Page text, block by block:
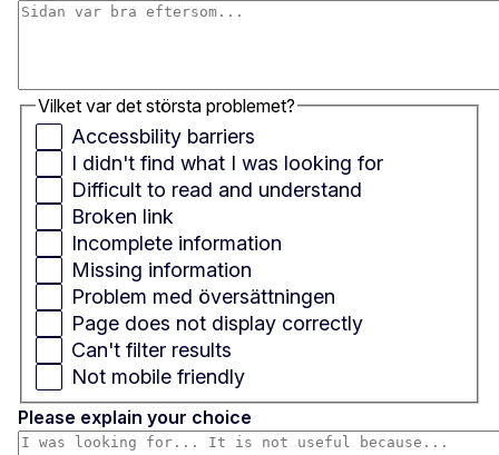
Vilket var det största problemet?
Accessbility barriers
I didn't find what I was looking for
Difficult to read and understand
Broken link
Incomplete information
Missing information
Problem med översättningen
Page does not display correctly
Can't filter results
Not mobile friendly
Please explain your choice